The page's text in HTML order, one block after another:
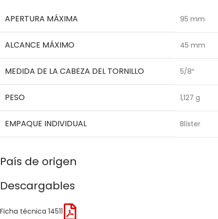
APERTURA MÁXIMA 95 mm
ALCANCE MÁXIMO 45 mm
MEDIDA DE LA CABEZA DEL TORNILLO 5/8″
PESO 1,127 g
EMPAQUE INDIVIDUAL Blíster
País de origen
Descargables
Ficha técnica 14511